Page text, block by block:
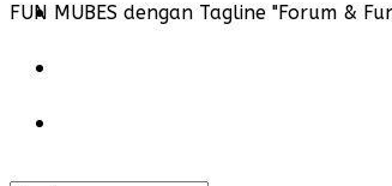
TIPS & TRIK
FUN MUBES dengan Tagline "Forum &